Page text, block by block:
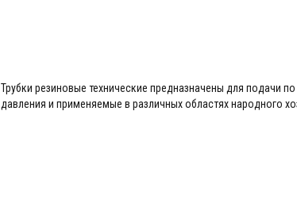
Трубки резиновые технические предназначены для подачи
давления и применяемые в различных областях народного